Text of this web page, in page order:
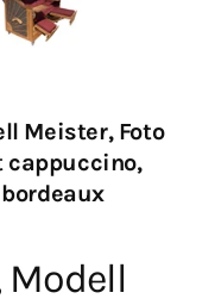
Meister, Foto
cappuccino,